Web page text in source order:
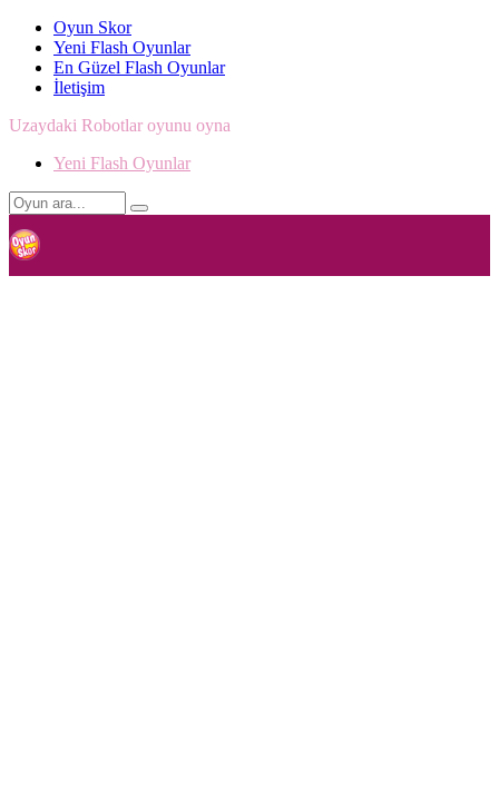
Oyun Skor
Yeni Flash Oyunlar
En Güzel Flash Oyunlar
İletişim
Uzaydaki Robotlar oyunu oyna
Yeni Flash Oyunlar